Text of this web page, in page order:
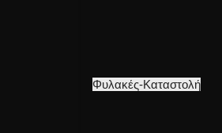
Φυλακές-Καταστολή